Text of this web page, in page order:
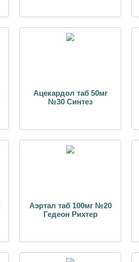
Ацекардол таб 50мг
№30 Синтез
Аэртал таб 100мг №20
Гедеон Рихтер